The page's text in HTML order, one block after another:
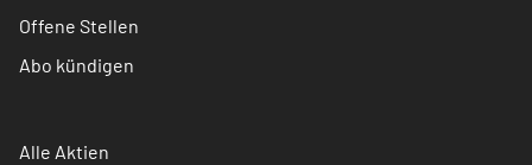
Offene Stellen
Abo kündigen
Alle Aktien